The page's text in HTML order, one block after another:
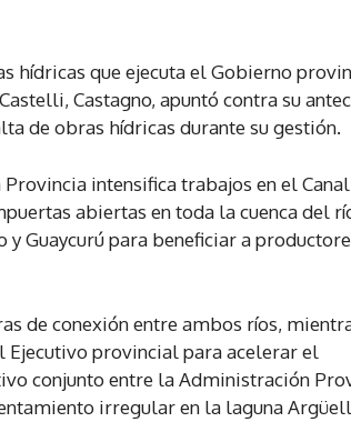
hídricas que ejecuta el Gobierno
Castagno, apuntó contra su
de obras hídricas durante su gestión.
intensifica trabajos en el Canal
abiertas en toda la cuenca del
Guaycurú para beneficiar a
de conexión entre ambos ríos,
Ejecutivo provincial para acelerar el
conjunto entre la Administración
irregular en la laguna